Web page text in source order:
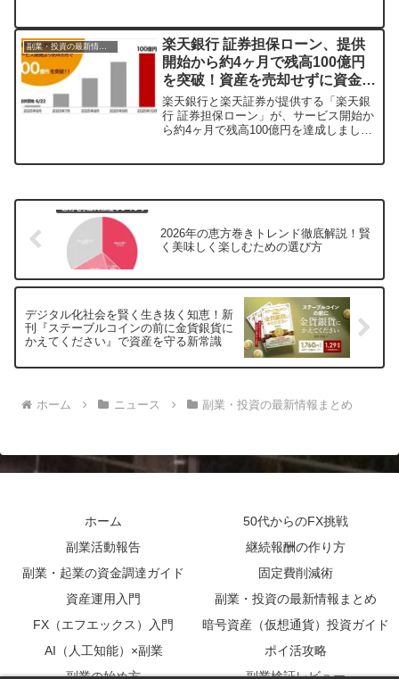
組み、そして分割払いとの具体的な違い
まで、分かりやすく解説します。あなた
の賢い支払い方法選びをサポートしま
す。
楽天銀行 証券担保ローン、提供
開始から約4ヶ月で残高100億円
を突破！資産を売却せずに資金を
確保する新たな選択肢
楽天銀行と楽天証券が提供する「楽天銀
行 証券担保ローン」が、サービス開始か
ら約4ヶ月で残高100億円を達成しまし
2026年の恵方巻きトレンド徹底解説！賢
く美味しく楽しむための選び方
デジタル化社会を賢く生き抜く知恵！新
刊『ステーブルコインの前に金貨銀貨に
かえてください』で資産を守る新常識
ホーム ニュース 副業・投資の最新情報まとめ
ホーム
50代からのFX挑戦
副業活動報告
継続報酬の作り方
副業・起業の資金調達ガイド
固定費削減術
資産運用入門
副業・投資の最新情報まとめ
FX（エフエックス）入門
暗号資産（仮想通貨）投資ガイド
AI（人工知能）×副業
ポイ活攻略
副業の始め方
副業検証レビュー